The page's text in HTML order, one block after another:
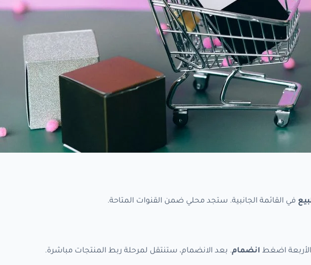
في القائمة الجانبية. ستجد محلي ضمن القنوات المتاحة.
اضغط انضمام. بعد الانضمام، ستنتقل لمرحلة ربط المنتجات مباشرة.